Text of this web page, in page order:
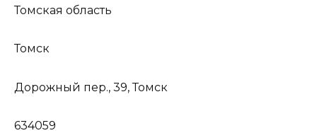
Томская область
Томск
Дорожный пер., 39, Томск
634059